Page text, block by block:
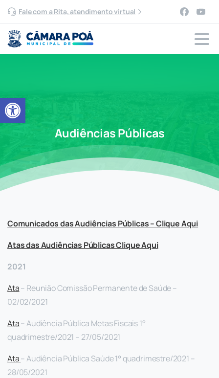
Abrir a barra de ferramentas
Fale com a Rita, atendimento virtual
Audiências Públicas
Comunicados das Audiências Públicas – Clique Aqui
Atas das Audiências Públicas Clique Aqui
2021
Ata– Reunião Comissão Permanente de Saúde –
02/02/2021
Ata– Audiência Pública Metas Fiscais 1°
quadrimestre/2021 – 27/05/2021
Ata– Audiência Pública Saúde 1° quadrimestre/2021 –
28/05/2021